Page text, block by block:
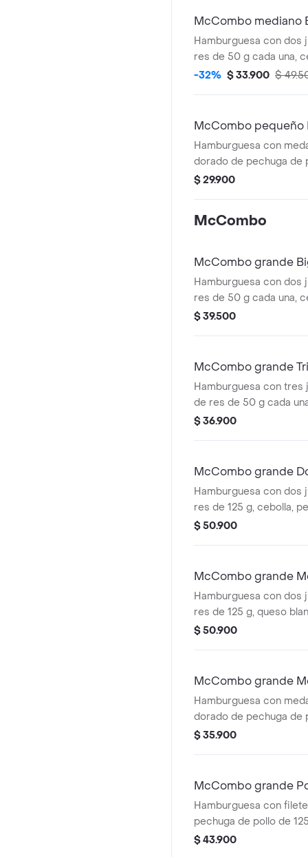
crujientes.
McCombo mediano
Oreo
Hamburguesa con dos
res de 50 g cada una,
fresca, pepinillos,
ajonjolí. Acompañada
medianas crujientes,
elección y helado
galleta Oreo™
chocolate.
-32% $ 33.900 $
McCombo pequeño
Hamburguesa con
dorado de pechuga de
cremosa y lechuga
$ 29.900
McCombo
McCombo grande
Hamburguesa con dos
res de 50 g cada una,
fresca, pepinillos,
ajonjolí. Acompañada
grandes y bebida
$ 39.500
McCombo grande
Queso
Hamburguesa con tres
de res de 50 g cada
cheddar cremoso,
grandes y bebida
$ 36.900
McCombo grande
Queso
Hamburguesa con dos
res de 125 g, cebolla,
queso cheddar
bebida grande a
$ 50.900
McCombo grande
Hamburguesa con dos
res de 125 g, queso
cebolla, tomate fresco,
papas fritas grandes y
$ 50.900
McCombo grande
Hamburguesa con
dorado de pechuga de
cremosa y lechuga
$ 35.900
McCombo grande
Hamburguesa con
pechuga de pollo de
cremosa, lechuga
$ 43.900